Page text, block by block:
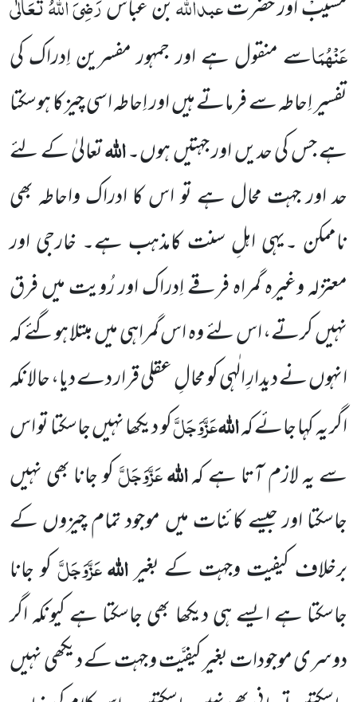
مُسیَّبْ اور حضرت
بن عباس
عَنْہُمَاسے منقول ہے اور جمہور مفسرین اِدراک کی
تفسیر اِحاطہ سے فرماتے ہیں اور اِحاطہ اسی چیز کا ہوسکتا
ہے جس کی حدیں اور جہتیں ہوں۔اللہتعالیٰ کے لئے
حد اور جہت محال ہے تو اس کا ادراک واحاطہ بھی
ناممکن ۔یہی اہلِ سنت کامذہب ہے۔ خارجی اور
معتزلہ وغیرہ گمراہ فرقے اِدراک اور رُویت میں فرق
نہیں کرتے، اس لئے وہ اس گمراہی میں مبتلا ہوگئے کہ
انہوں نے دیدارِ الٰہی کو محالِ عقلی قرار دے دیا، حالانکہ
اگر یہ کہا جائے کہاللہعَزَّوَجَلَّکو دیکھا نہیں جاسکتا تو اس
سے یہ لازم آتا ہے کہاللہعَزَّوَجَلَّکو جانا بھی نہیں
جاسکتا اور جیسے کائنات میں موجود تمام چیزوں کے
برخلاف کیفیت وجہت کے بغیراللہعَزَّوَجَلَّکو جانا
جاسکتا ہے ایسے ہی دیکھا بھی جاسکتا ہے کیونکہ اگر
دوسری موجودات بغیر کیفیَّت و جہت کے دیکھی نہیں